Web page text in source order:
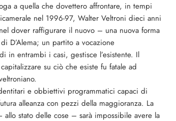
a quella che dovettero affrontare, in tempi
nel 1996-97, Walter Veltroni dieci anni
dover raffigurare il nuovo – una nuova forma
D’Alema; un partito a vocazione
in entrambi i casi, gestisce l’esistente. Il
su ciò che esiste fu fatale ad
e obbiettivi programmatici capaci di
alleanza con pezzi della maggioranza. La
stato delle cose – sarà impossibile avere la